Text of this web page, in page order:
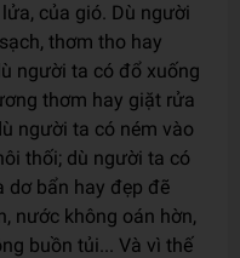
của gió. Dù người
thơm tho hay
người ta có đổ xuống
thơm hay giặt rửa
người ta có ném vào
thối; dù người ta có
dơ bẩn hay đẹp đẽ
nước không oán hờn,
buồn tủi... Và vì thế